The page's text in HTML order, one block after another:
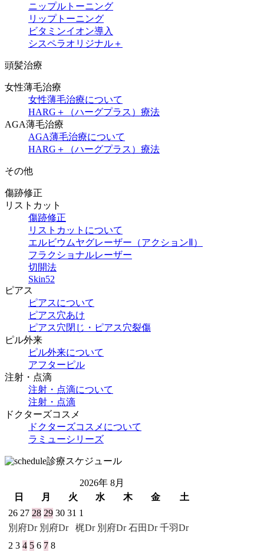
ニップルトーニング
リップトーニング
ビタミンイオン導入
シスペラオリジナル＋
頭髪治療
女性薄毛治療
女性薄毛治療について
HARG＋（ハーグプラス）療法
AGA薄毛治療
AGA薄毛治療について
HARG＋（ハーグプラス）療法
その他
傷跡修正
リストカット
傷跡修正
リストカットについて
エルビウムヤグレーザー（アクションⅡ）
フラクショナルレーザー
切開法
Skin52
ピアス
ピアスについて
ピアス穴あけ
ピアス穴閉じ・ピアス穴裂傷
ピル外来
ピル外来について
アフターピル
注射・点滴
注射・点滴について
注射・点滴
ドクターズコスメ
ドクターズコスメについて
ラミューシリーズ
診療スケジュール
2026年 8月
日
月 火 水 木 金
土
26 27 28 29 30 31 1
別府Dr 別府Dr 梶Dr 別府Dr 石田Dr 千羽Dr
2 3 4 5 6 7 8